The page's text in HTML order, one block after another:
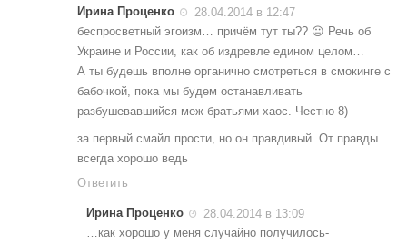
Ирина Проценко
28.04.2014 в 12:47
беспросветный эгоизм… причём тут ты?? 😐 Речь об
Украине и России, как об издревле едином целом…
А ты будешь вполне органично смотреться в смокинге с
бабочкой, пока мы будем останавливать
разбушевавшийся меж братьями хаос. Честно 8)
за первый смайл прости, но он правдивый. От правды
всегда хорошо ведь
Ответить
Ирина Проценко
28.04.2014 в 13:09
…как хорошо у меня случайно получилось-